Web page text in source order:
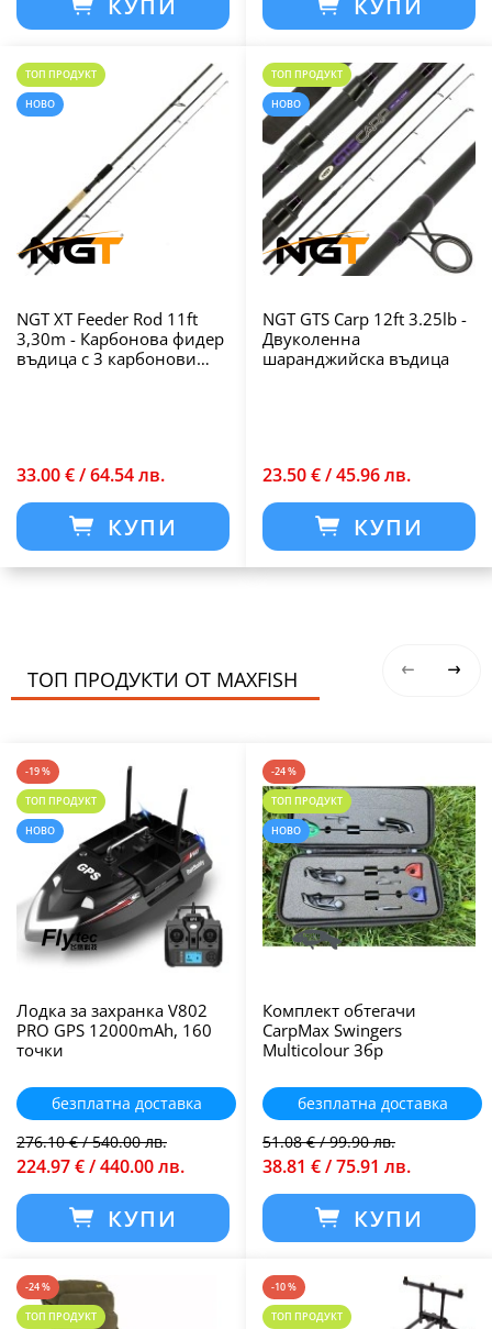
ТОП ПРОДУКТ
НОВО
NGT XT Feeder Rod 11ft
3,30m - Карбонова фидер
въдица с 3 карбонови
33.00 € / 64.54 лв.
КУПИ
ТОП ПРОДУКТ
НОВО
NGT GTS Carp 12ft 3.25lb -
Двуколенна
шаранджийска въдица
23.50 € / 45.96 лв.
КУПИ
ТОП ПРОДУКТИ ОТ MAXFISH
-19 %
ТОП ПРОДУКТ
НОВО
Лодка за захранка V802
PRO GPS 12000mAh, 160
точки
безплатна доставка
276.10 € / 540.00 лв.
224.97 € / 440.00 лв.
КУПИ
-24 %
ТОП ПРОДУКТ
НОВО
Комплект обтегачи
CarpMax Swingers
Multicolour 3бр
безплатна доставка
51.08 € / 99.90 лв.
38.81 € / 75.91 лв.
КУПИ
-24 %
ТОП ПРОДУКТ
-10 %
ТОП ПРОДУКТ